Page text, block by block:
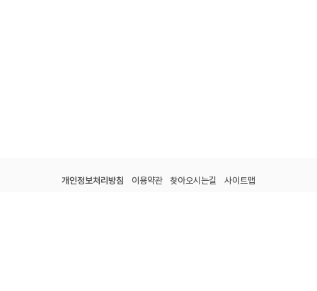
개인정보처리방침 이용약관 찾아오시는길 사이트맵